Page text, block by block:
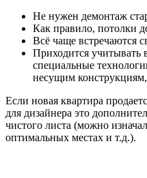
Не нужен демонтаж
Как правило, потолки
Всё чаще встречаются
Приходится учитывать
специальные
несущим
Если новая квартира
для дизайнера это
чистого листа (можно
оптимальных местах и т.д.).